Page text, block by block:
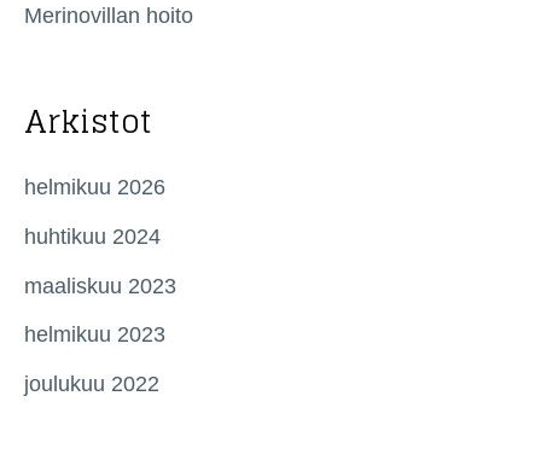
Merinovillan hoito
Arkistot
helmikuu 2026
huhtikuu 2024
maaliskuu 2023
helmikuu 2023
joulukuu 2022